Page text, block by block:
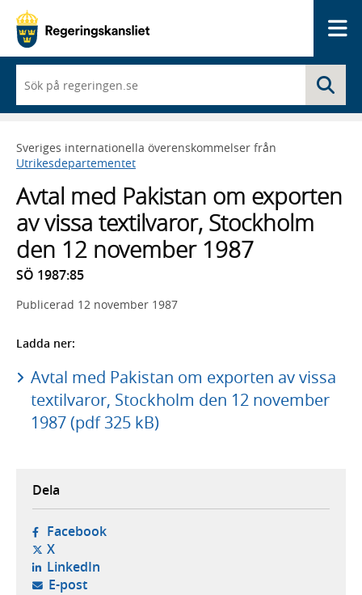
du
börjar
skriva
framträder
en
med
sökförslag
Sveriges internationella överenskommelser från
Utrikesdepartementet
Avtal med Pakistan om exporten
av vissa textilvaror, Stockholm
den 12 november 1987
SÖ 1987:85
Publicerad 12 november 1987
Ladda ner:
Avtal med Pakistan om exporten av vissa
textilvaror, Stockholm den 12 november
1987 (pdf 325 kB)
Dela
Facebook- öppnas i ny flik, extern webbplats,
X- öppnas i ny flik, extern webbplats,
LinkedIn- öppnas i ny flik, extern webbplats,
E-post- öppnar din e-postklient,